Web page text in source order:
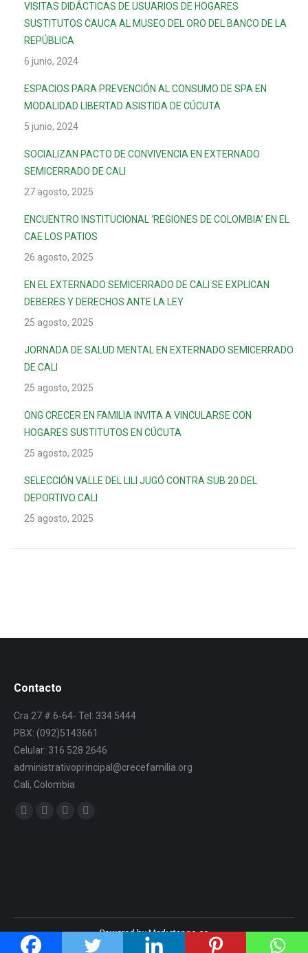
VISITAS DIDÁCTICAS DE USUARIOS DE HOGARES
SUSTITUTOS CAUCA AL MUSEO DEL ORO DEL BANCO DE LA
REPÚBLICA
6 junio, 2024
ESPACIOS PARA PREVENCIÓN AL CONSUMO DE SPA EN
MODALIDAD LIBERTAD ASISTIDA DE CÚCUTA
5 junio, 2024
SOCIALIZAN PACTO DE CONVIVENCIA EN EXTERNADO
SEMICERRADO DE CALI
27 agosto, 2025
ENCUENTRO INSTITUCIONAL ‘REGIONES DE COLOMBIA’ EN EL
CAE LOS PATIOS
26 agosto, 2025
EN EL EXTERNADO SEMICERRADO DE CALI SE EXPLICAN
DEBERES Y DERECHOS ANTE LA LEY
25 agosto, 2025
JORNADA DE SALUD MENTAL EN EXTERNADO SEMICERRADO
DE CALI
25 agosto, 2025
ONG CRECER EN FAMILIA INVITA A VINCULARSE CON
HOGARES SUSTITUTOS EN CÚCUTA
25 agosto, 2025
SELECCIÓN VALLE DEL LILI JUGÓ CONTRA SUB 20 DEL
DEPORTIVO CALI
25 agosto, 2025
Contacto
Cra 27 # 6-64- Tel: 334 5444
PBX: (092)5143661
Celular: 316 528 2646
administrativoprincipal@crecefamilia.org
Cali, Colombia
Find us on:
Powered by Marketango.co